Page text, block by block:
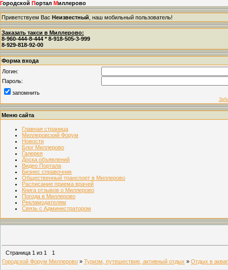
Городской Портал Миллерово
Приветствуем Вас Неизвестный , наш мобильный пользователь!
Заказать такси в Миллерово:
8-960-444-8-444 * 8-918-505-3-999
8-929-818-92-00
Форма входа
Логин:
Пароль:
запомнить
Меню сайта
Главная страница
Миллеровский Форум
Новости
Блог Миллерово
Галерея
Доска объявлений
Видео Портала
Бизнес справочник
Общественный транспорт в Миллерово
Расписание приема врачей
Книга отзывов о Миллерово
Погода в Миллерово
Рекламодателям
Связь с Администратором
Страница 1 из 1
1
Городской Форум Миллерово » Туризм, путешествие, активный отдых » Отдых в